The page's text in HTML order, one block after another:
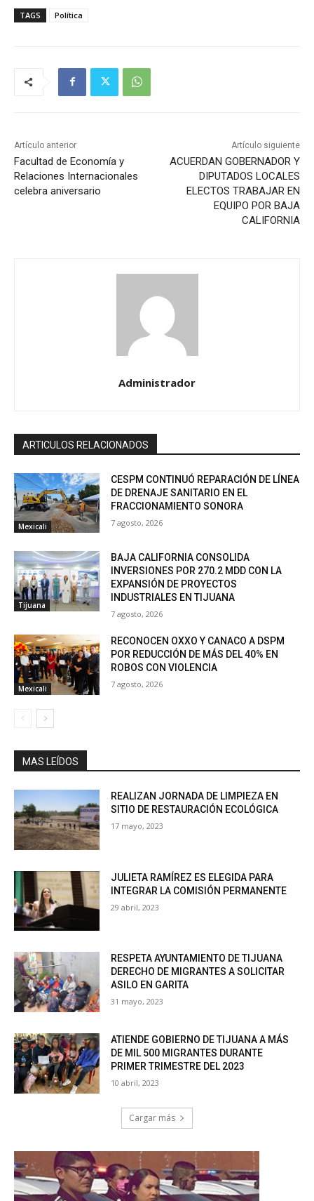
TAGS Política
Artículo anterior
Facultad de Economía y
Relaciones Internacionales
celebra aniversario
Artículo siguiente
ACUERDAN GOBERNADOR Y
DIPUTADOS LOCALES
ELECTOS TRABAJAR EN
EQUIPO POR BAJA
CALIFORNIA
Administrador
ARTICULOS RELACIONADOS
Mexicali
CESPM CONTINUÓ REPARACIÓN DE LÍNEA
DE DRENAJE SANITARIO EN EL
FRACCIONAMIENTO SONORA
7 agosto, 2026
Tijuana
BAJA CALIFORNIA CONSOLIDA
INVERSIONES POR 270.2 MDD CON LA
EXPANSIÓN DE PROYECTOS
INDUSTRIALES EN TIJUANA
7 agosto, 2026
Mexicali
RECONOCEN OXXO Y CANACO A DSPM
POR REDUCCIÓN DE MÁS DEL 40% EN
ROBOS CON VIOLENCIA
7 agosto, 2026
MAS LEÍDOS
REALIZAN JORNADA DE LIMPIEZA EN
SITIO DE RESTAURACIÓN ECOLÓGICA
17 mayo, 2023
JULIETA RAMÍREZ ES ELEGIDA PARA
INTEGRAR LA COMISIÓN PERMANENTE
29 abril, 2023
RESPETA AYUNTAMIENTO DE TIJUANA
DERECHO DE MIGRANTES A SOLICITAR
ASILO EN GARITA
31 mayo, 2023
ATIENDE GOBIERNO DE TIJUANA A MÁS
DE MIL 500 MIGRANTES DURANTE
PRIMER TRIMESTRE DEL 2023
10 abril, 2023
Cargar más